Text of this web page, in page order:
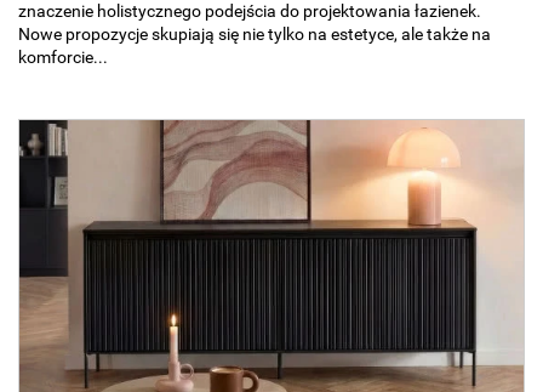
znaczenie holistycznego podejścia do projektowania łazienek.
Nowe propozycje skupiają się nie tylko na estetyce, ale także na
komforcie...